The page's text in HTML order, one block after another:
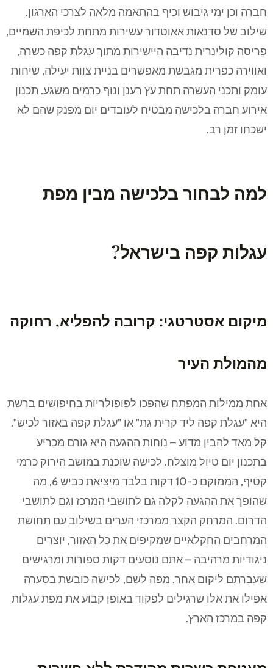
חברה וכן ימי גיבוש וכיף בהתאמה מלאה לצרכי הארגון.
שילוב של סדנאות אאוטדור עשירות מתחת לכיפת השמיים,
פריסה קולינרית נדיבה היישירות מתוך עגלת קפה כשרה,
ואווירה כפרית מגבשת מאפשרים בניית צוות יעילה, שיחות
עומק ותכני העשרה תחת עץ רענן ונוף כרמים משגע. תכנון
אירוע חברה בלכישה מבטיח לעובדים יום מפנק שהם לא
ישכחו זמן רב.
למה לבחור בלכישה מבין מפת
עגלות קפה בישראל?
מיקום אסטרטגי: קרובה להפליא, רחוקה
מהמולת העיר
אחת ממילות המפתח שהפכו לפופולריות בחיפושים ברשת
היא "עגלת קפה ליד קרית גת" או "עגלת קפה באזור לכיש".
קל מאד להבין מדוע – נוחות ההגעה היא גורם מכריע
בתכנון יום טיול מוצלח. לכישה שוכנת במושב הירוק כרמי
קטיף, הממוקם כ-10 דקות בלבד מיציאת כביש 6, מה
שהופך את ההגעה לקלה גם לתושבי המרכז וגם לתושבי
הדרום. המרחק הקצר ממרכזי הערים בשילוב עם תחושת
המרחבים החקלאיים שמקיפים את כל האזור, יוצרים
ניגודיות מרהיבה – אתם נוסעים דקות ספורות ומרגישים
שעברתם ליקום אחר. מפה לשם, לכישה כובשת בסערה
אפילו את אלו שרגילים לפקוד באופן קבוע את מפת עגלות
קפה במרכז הארץ.